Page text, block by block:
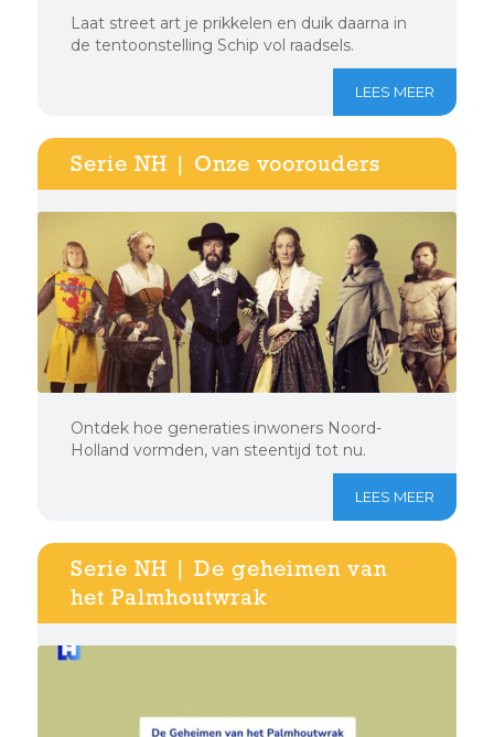
Laat street art je prikkelen en duik daarna in
de tentoonstelling Schip vol raadsels.
LEES MEER
Serie NH | Onze voorouders
Ontdek hoe generaties inwoners Noord-
Holland vormden, van steentijd tot nu.
LEES MEER
Serie NH | De geheimen van
het Palmhoutwrak